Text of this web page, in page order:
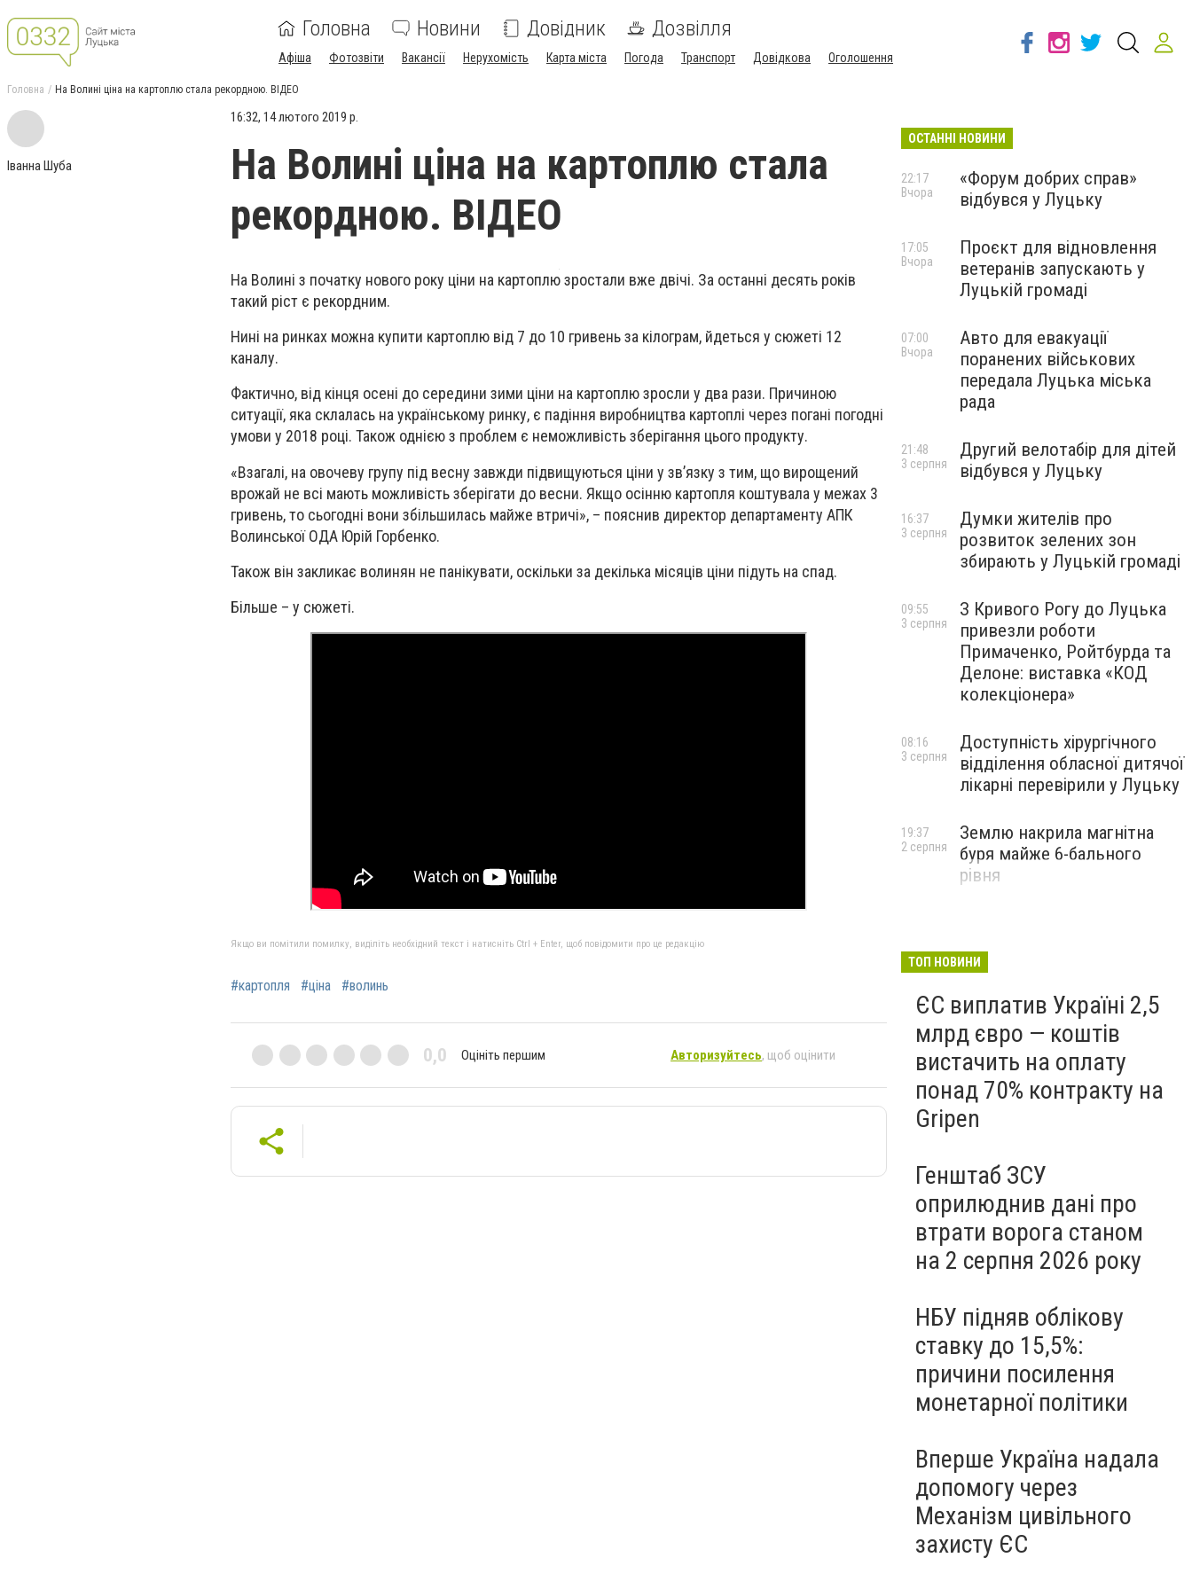
Головна Новини Довідник Дозвілля
Афіша Фотозвіти Вакансії Нерухомість Карта міста Погода Транспорт Довідкова Оголошення
Головна На Волині ціна на картоплю стала рекордною. ВІДЕО
Іванна Шуба
16:32, 14 лютого 2019 р.
На Волині ціна на картоплю стала
рекордною. ВІДЕО
На Волині з початку нового року ціни на картоплю зростали вже двічі. За останні десять років
такий ріст є рекордним.
Нині на ринках можна купити картоплю від 7 до 10 гривень за кілограм, йдеться у сюжеті 12
каналу.
Фактично, від кінця осені до середини зими ціни на картоплю зросли у два рази. Причиною
ситуації, яка склалась на українському ринку, є падіння виробництва картоплі через погані погодні
умови у 2018 році. Також однією з проблем є неможливість зберігання цього продукту.
«Взагалі, на овочеву групу під весну завжди підвищуються ціни у зв’язку з тим, що вирощений
врожай не всі мають можливість зберігати до весни. Якщо осінню картопля коштувала у межах 3
гривень, то сьогодні вони збільшилась майже втричі», – пояснив директор департаменту АПК
Волинської ОДА Юрій Горбенко.
Також він закликає волинян не панікувати, оскільки за декілька місяців ціни підуть на спад.
Більше – у сюжеті.
Якщо ви помітили помилку, виділіть необхідний текст і натисніть Ctrl + Enter, щоб повідомити про це редакцію
#картопля #ціна #волинь
0,0 Оцініть першим Авторизуйтесь, щоб оцінити
ОСТАННІ НОВИНИ
«Форум добрих справ»
відбувся у Луцьку
22:17
Вчора
Проєкт для відновлення
ветеранів запускають у
Луцькій громаді
17:05
Вчора
Авто для евакуації
поранених військових
передала Луцька міська
рада
07:00
Вчора
Другий велотабір для дітей
відбувся у Луцьку
21:48
3 серпня
Думки жителів про
розвиток зелених зон
збирають у Луцькій громаді
16:37
3 серпня
З Кривого Рогу до Луцька
привезли роботи
Примаченко, Ройтбурда та
Делоне: виставка «КОД
колекціонера»
09:55
3 серпня
Доступність хірургічного
відділення обласної дитячої
лікарні перевірили у Луцьку
08:16
3 серпня
Землю накрила магнітна
буря майже 6-бального
рівня
19:37
2 серпня
ТОП НОВИНИ
ЄС виплатив Україні 2,5
млрд євро — коштів
вистачить на оплату
понад 70% контракту на
Gripen
Генштаб ЗСУ
оприлюднив дані про
втрати ворога станом
на 2 серпня 2026 року
НБУ підняв облікову
ставку до 15,5%:
причини посилення
монетарної політики
Вперше Україна надала
допомогу через
Механізм цивільного
захисту ЄС